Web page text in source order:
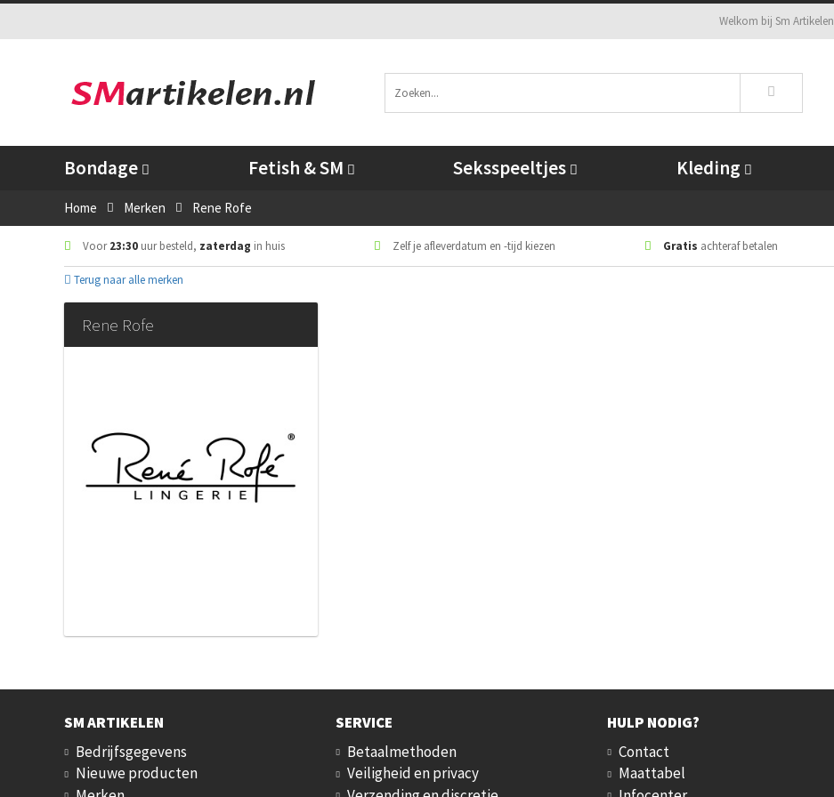
Welkom bij Sm Artikelen
Bondage Fetish & SM Seksspeeltjes Kleding
Home Merken Rene Rofe
Voor23:30 uur besteld, zaterdag in huis Zelf je afleverdatum en -tijd kiezen Gratis achteraf betalen
Terug naar alle merken
Rene Rofe
SM ARTIKELEN
Bedrijfsgegevens
Nieuwe producten
SERVICE
Betaalmethoden
Veiligheid en privacy
HULP NODIG?
Contact
Maattabel